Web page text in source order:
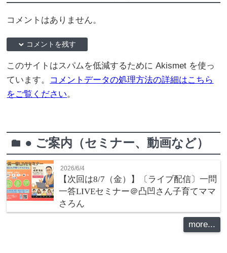
コメントはありません。
down コメントを残す
このサイトはスパムを低減するために Akismet を使っ
ています。 コメントデータの処理方法の詳細はこちら
をご覧ください。
folder ● ご案内（セミナー、動画など）
2026/6/4
【次回は8/7（金）】〔ライブ配信〕一問
一答LIVEセミナー＠凸凹さん子育てママ
さろん
more...